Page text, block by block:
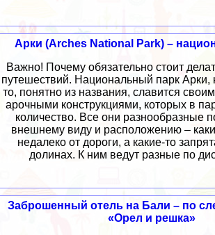
Арки (Arches National Park) –
Важно! Почему обязательно стоит
путешествий. Национальный парк Арки,
то, понятно из названия, славится
арочными конструкциями, которых в
количество. Все они разнообразные
внешнему виду и расположению –
недалеко от дороги, а какие-то
долинах. К ним ведут разные по
Заброшенный отель на Бали – по
«Орел и решка»